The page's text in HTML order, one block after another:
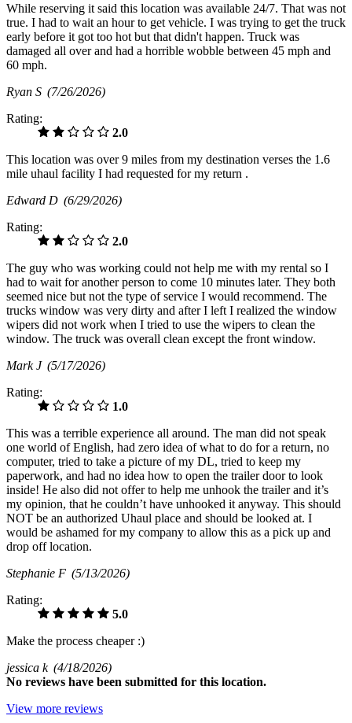
While reserving it said this location was available 24/7. That was not
true. I had to wait an hour to get vehicle. I was trying to get the truck
early before it got too hot but that didn't happen. Truck was
damaged all over and had a horrible wobble between 45 mph and
60 mph.
Ryan S (7/26/2026)
Rating:
2.0
This location was over 9 miles from my destination verses the 1.6
mile uhaul facility I had requested for my return .
Edward D (6/29/2026)
Rating:
2.0
The guy who was working could not help me with my rental so I
had to wait for another person to come 10 minutes later. They both
seemed nice but not the type of service I would recommend. The
trucks window was very dirty and after I left I realized the window
wipers did not work when I tried to use the wipers to clean the
window. The truck was overall clean except the front window.
Mark J (5/17/2026)
Rating:
1.0
This was a terrible experience all around. The man did not speak
one world of English, had zero idea of what to do for a return, no
computer, tried to take a picture of my DL, tried to keep my
paperwork, and had no idea how to open the trailer door to look
inside! He also did not offer to help me unhook the trailer and it’s
my opinion, that he couldn’t have unhooked it anyway. This should
NOT be an authorized Uhaul place and should be looked at. I
would be ashamed for my company to allow this as a pick up and
drop off location.
Stephanie F (5/13/2026)
Rating:
5.0
Make the process cheaper :)
jessica k (4/18/2026)
No reviews have been submitted for this location.
View more reviews